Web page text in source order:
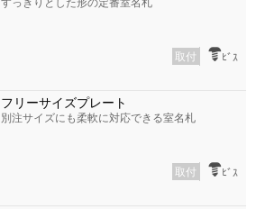
すっきりとした形の定番室名札
取付 ﾋﾞｽ
フリーサイズプレート
別注サイズにも柔軟に対応できる室名札
取付 ﾋﾞｽ